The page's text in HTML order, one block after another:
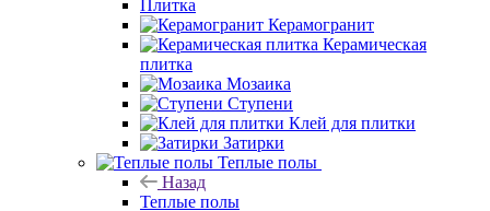
Плитка
Керамогранит
Керамическая
плитка
Мозаика
Ступени
Клей для плитки
Затирки
Теплые полы
Назад
Теплые полы